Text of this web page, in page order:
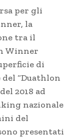
per gli
la
tra il
Winner
di
“Duathlon
2018 ad
nazionale
del
presentati